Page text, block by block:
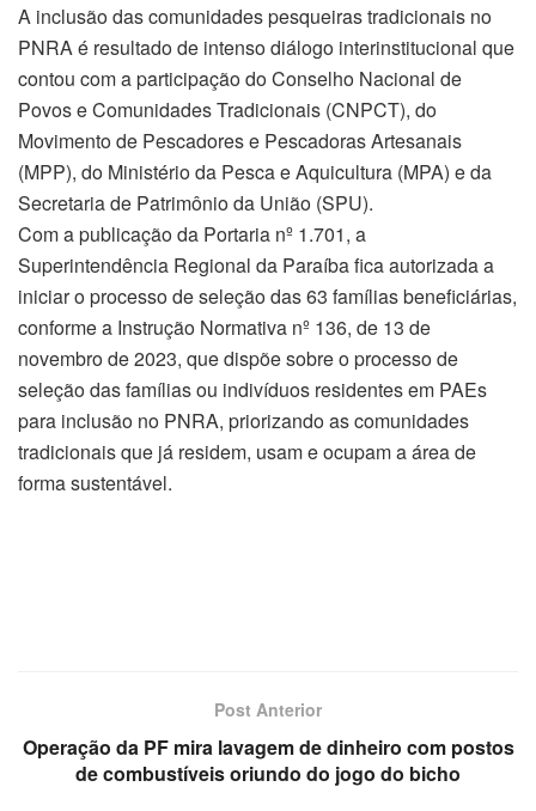
A inclusão das comunidades pesqueiras tradicionais no
PNRA é resultado de intenso diálogo interinstitucional que
contou com a participação do Conselho Nacional de
Povos e Comunidades Tradicionais (CNPCT), do
Movimento de Pescadores e Pescadoras Artesanais
(MPP), do Ministério da Pesca e Aquicultura (MPA) e da
Secretaria de Patrimônio da União (SPU).
Com a publicação da Portaria nº 1.701, a
Superintendência Regional da Paraíba fica autorizada a
iniciar o processo de seleção das 63 famílias beneficiárias,
conforme a Instrução Normativa nº 136, de 13 de
novembro de 2023, que dispõe sobre o processo de
seleção das famílias ou indivíduos residentes em PAEs
para inclusão no PNRA, priorizando as comunidades
tradicionais que já residem, usam e ocupam a área de
forma sustentável.
Post Anterior
Operação da PF mira lavagem de dinheiro com postos
de combustíveis oriundo do jogo do bicho